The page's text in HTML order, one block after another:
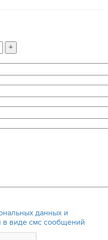
+
данных и
виде смс сообщений